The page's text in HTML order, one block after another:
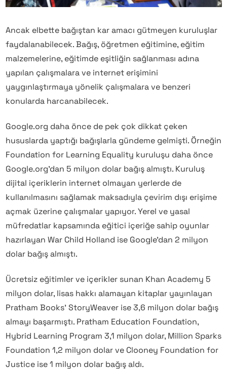
Ancak elbette bağıştan kar amacı gütmeyen kuruluşlar
faydalanabilecek. Bağış, öğretmen eğitimine, eğitim
malzemelerine, eğitimde eşitliğin sağlanması adına
yapılan çalışmalara ve internet erişimini
yaygınlaştırmaya yönelik çalışmalara ve benzeri
konularda harcanabilecek.
Google.org daha önce de pek çok dikkat çeken
hususlarda yaptığı bağışlarla gündeme gelmişti. Örneğin
Foundation for Learning Equality kuruluşu daha önce
Google.org’dan 5 milyon dolar bağış almıştı. Kuruluş
dijital içeriklerin internet olmayan yerlerde de
kullanılmasını sağlamak maksadıyla çevirim dışı erişime
açmak üzerine çalışmalar yapıyor. Yerel ve yasal
müfredatlar kapsamında eğitici içeriğe sahip oyunlar
hazırlayan War Child Holland ise Google’dan 2 milyon
dolar bağış almıştı.
Ücretsiz eğitimler ve içerikler sunan Khan Academy 5
milyon dolar, lisas hakkı alamayan kitaplar yayınlayan
Pratham Books’ StoryWeaver ise 3,6 milyon dolar bağış
almayı başarmıştı. Pratham Education Foundation,
Hybrid Learning Program 3,1 milyon dolar, Million Sparks
Foundation 1,2 milyon dolar ve Clooney Foundation for
Justice ise 1 milyon dolar bağış aldı.